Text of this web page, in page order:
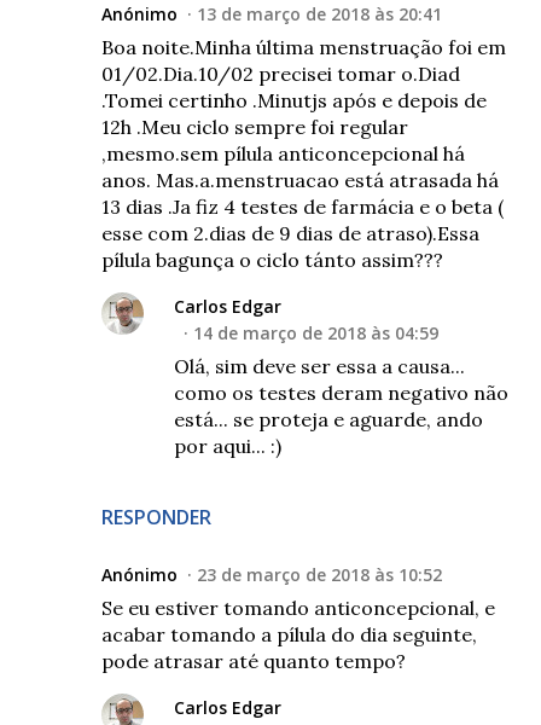
Anónimo 13 de março de 2018 às 20:41
Boa noite.Minha última menstruação foi em
01/02.Dia.10/02 precisei tomar o.Diad
.Tomei certinho .Minutjs após e depois de
12h .Meu ciclo sempre foi regular
,mesmo.sem pílula anticoncepcional há
anos. Mas.a.menstruacao está atrasada há
13 dias .Ja fiz 4 testes de farmácia e o beta (
esse com 2.dias de 9 dias de atraso).Essa
pílula bagunça o ciclo tánto assim???
RESPONDER
Carlos Edgar
14 de março de 2018 às 04:59
Olá, sim deve ser essa a causa...
como os testes deram negativo não
está... se proteja e aguarde, ando
por aqui... :)
Anónimo 23 de março de 2018 às 10:52
Se eu estiver tomando anticoncepcional, e
acabar tomando a pílula do dia seguinte,
pode atrasar até quanto tempo?
Carlos Edgar